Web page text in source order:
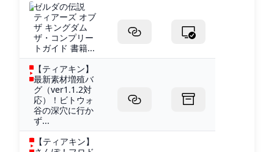
ゼルダの伝説
ティアーズ オブ
ザ キングダム
ザ・コンプリー
トガイド 書籍...
【ティアキン】
最新素材増殖バ
グ（ver1.1.2対
応）！ビトウォ
谷の深穴に行か
ず...
【ティアキン】